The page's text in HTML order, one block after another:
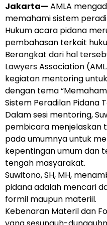
Jakarta— AMLA
memahami sistem
Hukum acara pidana
pembahasan terkait
Berangkat dari hal
Lawyers Association
kegiatan mentoring
dengan tema
Sistem Peradilan Pidana
Dalam sesi mentoring,
pembicara menjelaskan
pada umumnya untuk
kepentingan umum dan
tengah masyarakat.
Suwitono, SH, MH,
pidana adalah mencari
formil maupun materiil.
Kebenaran Materil dan